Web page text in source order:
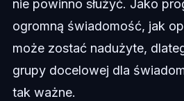
nie powinno służyć. Jako
ogromną świadomość, jak
może zostać nadużyte,
grupy docelowej dla
tak ważne.